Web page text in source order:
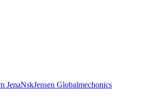
JenaNskJensen Globalmechonics